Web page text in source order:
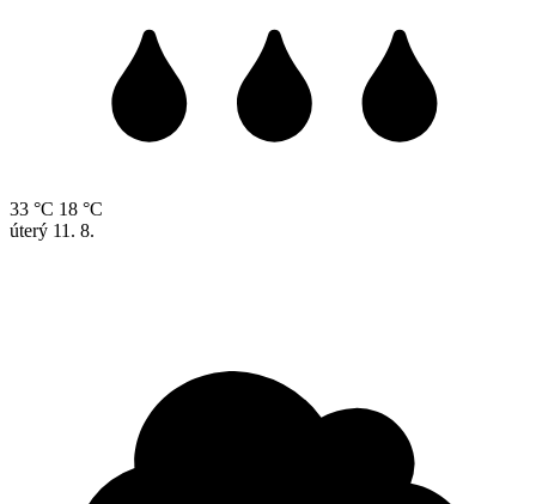
33 °C 18 °C
úterý 11. 8.